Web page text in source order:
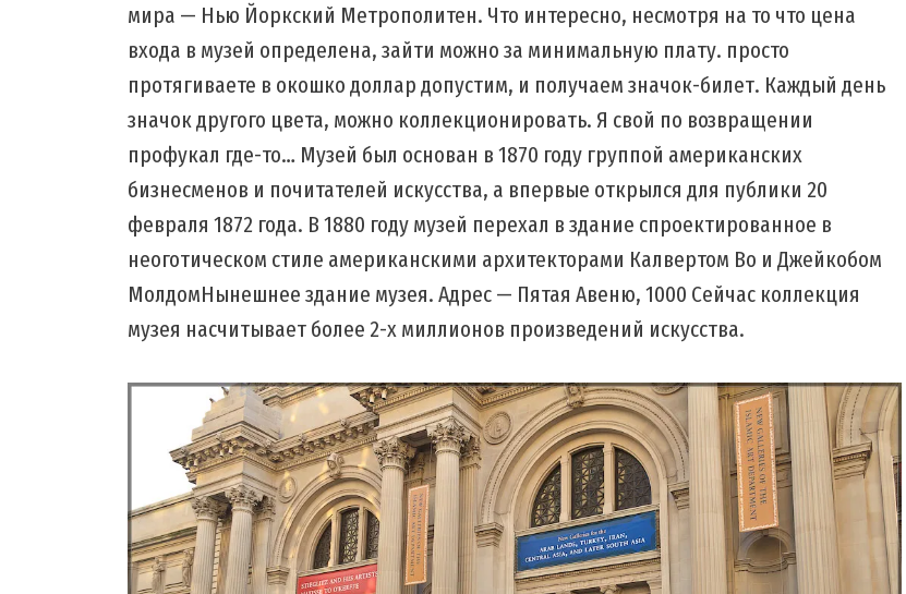
мира — Нью Йоркский Метрополитен. Что интересно, несмотря на то что цена
входа в музей определена, зайти можно за минимальную плату. просто
протягиваете в окошко доллар допустим, и получаем значок-билет. Каждый день
значок другого цвета, можно коллекционировать. Я свой по возвращении
профукал где-то… Музей был основан в 1870 году группой американских
бизнесменов и почитателей искусства, а впервые открылся для публики 20
февраля 1872 года. В 1880 году музей перехал в здание спроектированное в
неоготическом стиле американскими архитекторами Калвертом Во и Джейкобом
МолдомНынешнее здание музея. Адрес — Пятая Авеню, 1000 Сейчас коллекция
музея насчитывает более 2-х миллионов произведений искусства.